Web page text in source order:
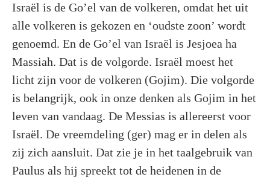
Israël is de Go’el van de volkeren, omdat het uit
alle volkeren is gekozen en ‘oudste zoon’ wordt
genoemd. En de Go’el van Israël is Jesjoea ha
Massiah. Dat is de volgorde. Israël moest het
licht zijn voor de volkeren (Gojim). Die volgorde
is belangrijk, ook in onze denken als Gojim in het
leven van vandaag. De Messias is allereerst voor
Israël. De vreemdeling (ger) mag er in delen als
zij zich aansluit. Dat zie je in het taalgebruik van
Paulus als hij spreekt tot de heidenen in de